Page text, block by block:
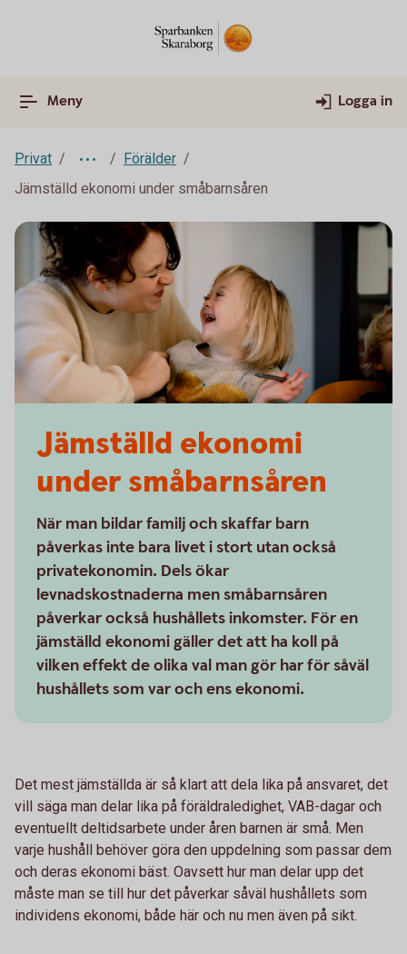
Meny Logga in
Privat
Förälder
Jämställd ekonomi under småbarnsåren
Jämställd ekonomi
under småbarnsåren
När man bildar familj och skaffar barn
påverkas inte bara livet i stort utan också
privatekonomin. Dels ökar
levnadskostnaderna men småbarnsåren
påverkar också hushållets inkomster. För en
jämställd ekonomi gäller det att ha koll på
vilken effekt de olika val man gör har för såväl
hushållets som var och ens ekonomi.
Det mest jämställda är så klart att dela lika på ansvaret, det
vill säga man delar lika på föräldraledighet, VAB-dagar och
eventuellt deltidsarbete under åren barnen är små. Men
varje hushåll behöver göra den uppdelning som passar dem
och deras ekonomi bäst. Oavsett hur man delar upp det
måste man se till hur det påverkar såväl hushållets som
individens ekonomi, både här och nu men även på sikt.